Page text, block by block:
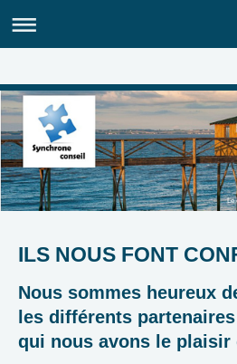
Le
ILS NOUS FONT
Nous sommes heureux
les différents
qui nous avons le plaisir